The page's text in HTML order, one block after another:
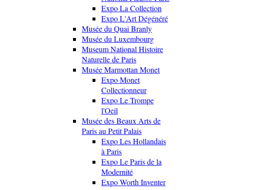
Expo La Collection
Expo L'Art Dégénéré
Musée du Quai Branly
Musée du Luxembourg
Museum National Histoire
Naturelle de Paris
Musée Marmottan Monet
Expo Monet
Collectionneur
Expo Le Trompe
l'Oeil
Musée des Beaux Arts de
Paris au Petit Palais
Expo Les Hollandais
à Paris
Expo Le Paris de la
Modernité
Expo Worth Inventer